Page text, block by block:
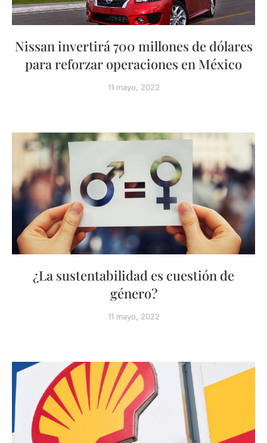
Nissan invertirá 700 millones de dólares
para reforzar operaciones en México
11 mayo, 2022
¿La sustentabilidad es cuestión de
género?
11 mayo, 2022